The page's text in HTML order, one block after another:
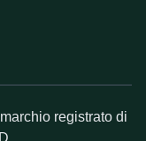
registrato di